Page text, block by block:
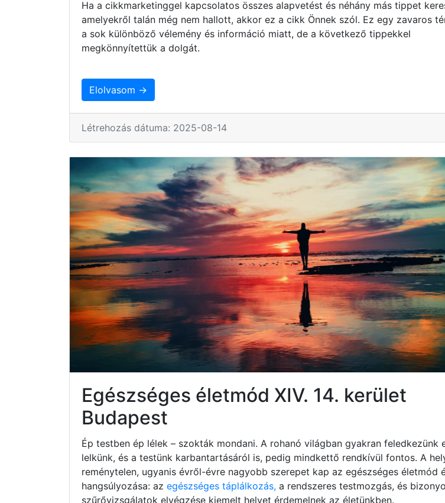
Ha a cikkmarketinggel kapcsolatos összes alapvetést és néhány más tippet
amelyekről talán még nem hallott, akkor ez a cikk Önnek szól. Ez egy zavaros
a sok különböző vélemény és információ miatt, de a következő tippekkel
megkönnyítettük a dolgát.
Elolvasom →
Létrehozás dátuma: 2025-08-14
Egészséges életmód XIV. 14. kerület
Budapest
Ép testben ép lélek – szokták mondani. A rohanó világban gyakran feledkezünk
lelkünk, és a testünk karbantartásáról is, pedig mindkettő rendkívül fontos. A
reménytelen, ugyanis évről-évre nagyobb szerepet kap az egészséges életmód
hangsúlyozása: az egészséges táplálkozás, a rendszeres testmozgás, és
szűrővizsgálatok elvégzése kiemelt helyet érdemelnek az életünkben.